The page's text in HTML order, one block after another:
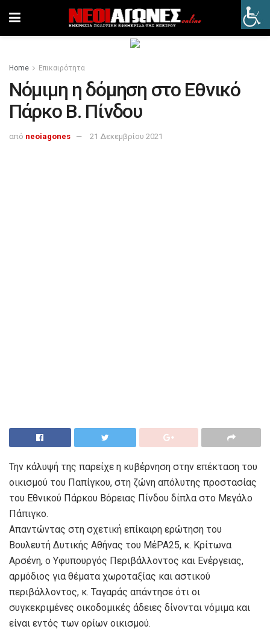
Home Επικαιρότητα
Νόμιμη η δόμηση στο Εθνικό
Πάρκο Β. Πίνδου
από neoiagones 21 Δεκεμβρίου 2021
Την κάλυψή της παρείχε η κυβέρνηση στην επέκταση του
οικισμού του Παπίγκου, στη ζώνη απόλυτης προστασίας
του Εθνικού Πάρκου Βόρειας Πίνδου δίπλα στο Μεγάλο
Πάπιγκο.
Απαντώντας στη σχετική επίκαιρη ερώτηση του
Βουλευτή Δυτικής Αθήνας του ΜέΡΑ25, κ. Κρίτωνα
Αρσένη, ο Υφυπουργός Περιβάλλοντος και Ενέργειας,
αρμόδιος για θέματα χωροταξίας και αστικού
περιβάλλοντος, κ. Ταγαράς απάντησε ότι οι
συγκεκριμένες οικοδομικές άδειες δίνονται νόμιμα και
είναι εντός των ορίων οικισμού.